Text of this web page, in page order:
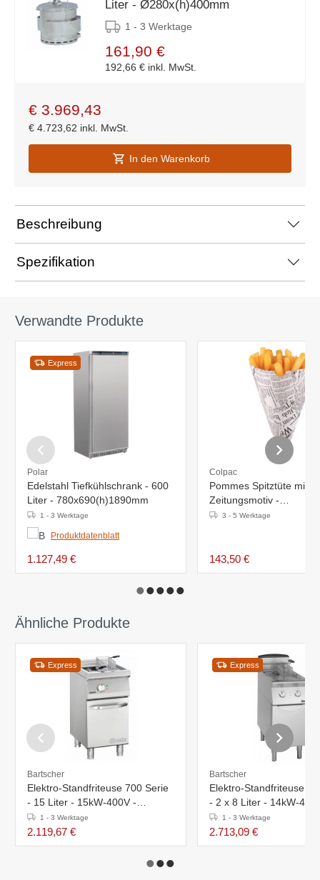
Liter - Ø280x(h)400mm
1 - 3 Werktage
161,90 €
192,66 € inkl. MwSt.
€ 3.969,43
€ 4.723,62 inkl. MwSt.
In den Warenkorb
Beschreibung
Spezifikation
Verwandte Produkte
Express
Polar
Edelstahl Tiefkühlschrank - 600
Liter - 780x690(h)1890mm
1 - 3 Werktage
Produktdatenblatt
1.127,49 €
Colpac
Pommes Spitztüte mit
Zeitungsmotiv -
182x100x(h)183mm -
3 - 5 Werktage
143,50 €
Ähnliche Produkte
Express
Bartscher
Elektro-Standfriteuse 700 Serie
- 15 Liter - 15kW-400V -
400x700x(h)850-900mm
1 - 3 Werktage
2.119,67 €
Express
Bartscher
Elektro-Standfriteuse
- 2 x 8 Liter - 14kW-
400x700x(h)850mm
1 - 3 Werktage
2.713,09 €